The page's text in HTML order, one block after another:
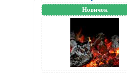
Новичок